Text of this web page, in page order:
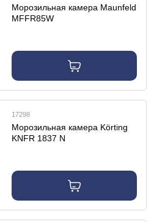
Морозильная камера Maunfeld
MFFR85W
17298
Морозильная камера Körting
KNFR 1837 N